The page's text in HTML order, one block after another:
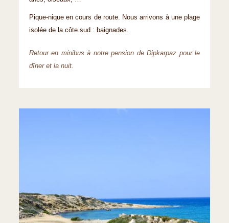
Pique-nique en cours de route. Nous arrivons à une plage
isolée de la côte sud : baignades.
Retour en minibus à notre pension de Dipkarpaz pour le
dîner et la nuit.